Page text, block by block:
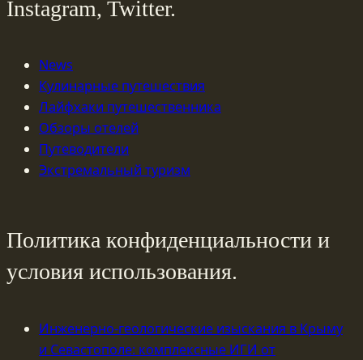
Instagram, Twitter.
News
Кулинарные путешествия
Лайфхаки путешественника
Обзоры отелей
Путеводители
Экстремальный туризм
Политика конфиденциальности и
условия использования.
Инженерно-геологические изыскания в Крыму
и Севастополе: комплексные ИГИ от